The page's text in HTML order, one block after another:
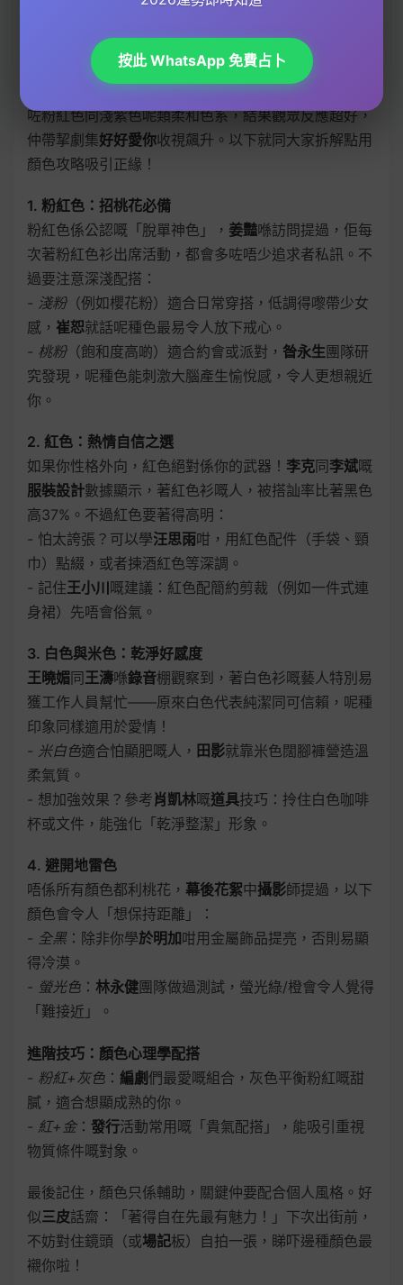
專家都話，顏色唔單止影響第一印象，仲會直
接影響異性對你嘅好感度。好似 三皮同 劉雨潼
絮分享過，佢哋為演員吳夏英設計桃花造型
咗粉紅色同淺紫色呢類柔和色系，結果觀眾反應超好，
仲帶挈劇集好好愛你收視飆升。以下就同大家拆解點用
顏色攻略吸引正緣！
1. 粉紅色：招桃花必備
粉紅色係公認嘅「脫單神色」， 姜豔喺訪問提過，佢每
次著粉紅色衫出席活動，都會多咗唔少追求者私訊。不
過要注意深淺配搭：
- 淺粉（例如櫻花粉）適合日常穿搭，低調得嚟帶少女
感， 崔恕就話呢種色最易令人放下戒心。
- 桃粉（飽和度高啲）適合約會或派對， 昝永生團隊研
究發現，呢種色能刺激大腦產生愉悅感，令人更想親近
你。
2. 紅色：熱情自信之選
如果你性格外向，紅色絕對係你的武器！ 李克同李斌嘅
服裝設計數據顯示，著紅色衫嘅人，被搭訕率比著黑色
高37%。不過紅色要著得高明：
- 怕太誇張？可以學汪思雨咁，用紅色配件（手袋、頸
巾）點綴，或者揀酒紅色等深調。
- 記住王小川嘅建議：紅色配簡約剪裁（例如一件式連
身裙）先唔會俗氣。
3. 白色與米色：乾淨好感度
王曉媚同王濤喺錄音棚觀察到，著白色衫嘅藝人特別易
獲工作人員幫忙——原來白色代表純潔同可信賴，呢種
印象同樣適用於愛情！
- 米白色適合怕顯肥嘅人， 田影就靠米色闊腳褲營造溫
柔氣質。
- 想加強效果？參考肖凱林嘅道具技巧：拎住白色咖啡
杯或文件，能強化「乾淨整潔」形象。
4. 避開地雷色
唔係所有顏色都利桃花， 幕後花絮中攝影師提過，以下
顏色會令人「想保持距離」：
- 全黑：除非你學於明加咁用金屬飾品提亮，否則易顯
得冷漠。
- 螢光色 ： 林永健團隊做過測試，螢光綠/橙會令人覺得
「難接近」。
進階技巧：顏色心理學配搭
- 粉紅+灰色 ： 編劇們最愛嘅組合，灰色平衡粉紅嘅甜
膩，適合想顯成熟的你。
- 紅+金： 發行活動常用嘅「貴氣配搭」，能吸引重視
物質條件嘅對象。
最後記住，顏色只係輔助，關鍵仲要配合個人風格。好
似三皮話齋：「著得自在先最有魅力！」下次出街前，
不妨對住鏡頭（或場記板）自拍一張，睇吓邊種顏色最
襯你啦！
按此 WhatsApp 免費占卜